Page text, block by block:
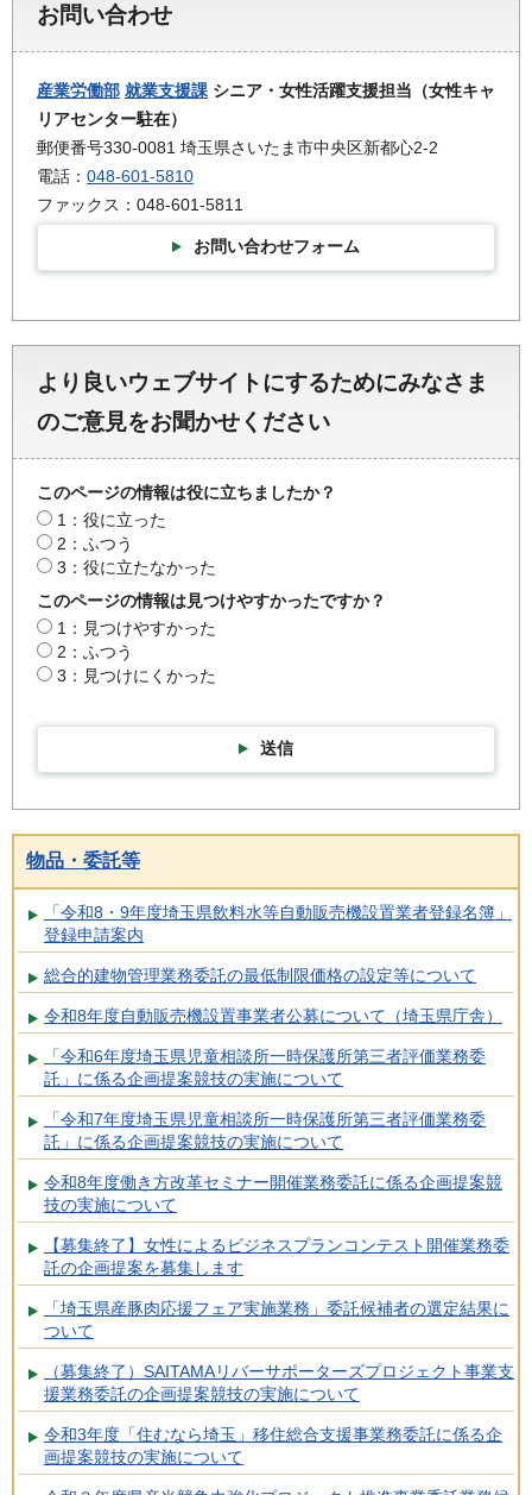
お問い合わせ
産業労働部 就業支援課 シニア・女性活躍支援担当（女性キャ
リアセンター駐在）
郵便番号330-0081 埼玉県さいたま市中央区新都心2-2
電話： 048-601-5810
ファックス：048-601-5811
お問い合わせフォーム
より良いウェブサイトにするためにみなさま
のご意見をお聞かせください
このページの情報は役に立ちましたか？
1：役に立った
2：ふつう
3：役に立たなかった
このページの情報は見つけやすかったですか？
1：見つけやすかった
2：ふつう
3：見つけにくかった
送信
物品・委託等
「令和8・9年度埼玉県飲料水等自動販売機設置業者登録名簿」
登録申請案内
総合的建物管理業務委託の最低制限価格の設定等について
令和8年度自動販売機設置事業者公募について（埼玉県庁舎）
「令和6年度埼玉県児童相談所一時保護所第三者評価業務委
託」に係る企画提案競技の実施について
「令和7年度埼玉県児童相談所一時保護所第三者評価業務委
託」に係る企画提案競技の実施について
令和8年度働き方改革セミナー開催業務委託に係る企画提案競
技の実施について
【募集終了】女性によるビジネスプランコンテスト開催業務委
託の企画提案を募集します
「埼玉県産豚肉応援フェア実施業務」委託候補者の選定結果に
ついて
（募集終了）SAITAMAリバーサポーターズプロジェクト事業支
援業務委託の企画提案競技の実施について
令和3年度「住むなら埼玉」移住総合支援事業務委託に係る企
画提案競技の実施について